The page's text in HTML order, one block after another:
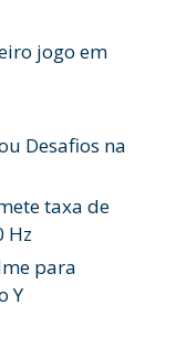
jogo em
Desafios na
taxa de
Hz
para
Y